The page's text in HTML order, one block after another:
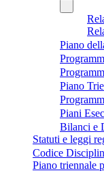
Piano
Piano
Piani
Bilanci e
Statuti e leggi
Codice
Piano triennale